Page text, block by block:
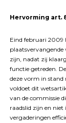
Hervorming art.
Eind februari 2009
zijn, nadat zij
functie getreden.
deze vorm in stand
voldoet dit
van de commissie
raadslid zijn en niet
vergaderingen